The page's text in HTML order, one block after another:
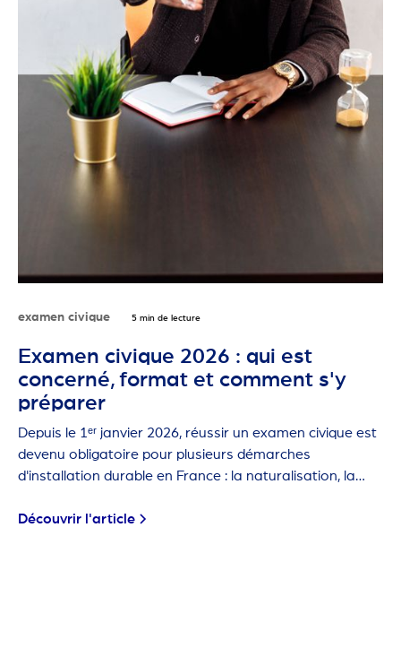
examen civique 5 min de lecture
Examen civique 2026 : qui est
concerné, format et comment s'y
préparer
Depuis le 1ᵉʳ janvier 2026, réussir un examen civique est
devenu obligatoire pour plusieurs démarches
d'installation durable en France : la naturalisation, la
séjour pluriannuelle.
Découvrir l'article